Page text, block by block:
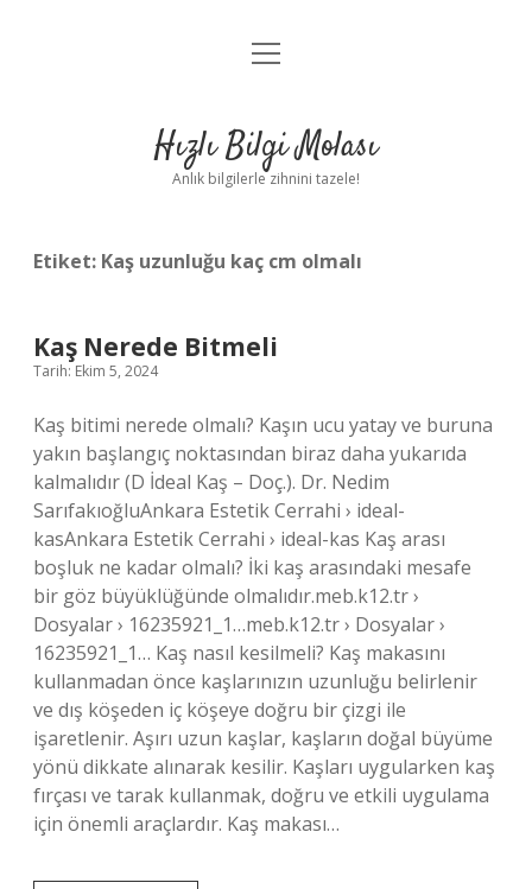
Anasayfa
Yasal Uyarı
menüyü
Hızlı Bilgi Molası
Anlık bilgilerle zihnini tazele!
Etiket: Kaş uzunluğu kaç cm olmalı
Kaş Nerede Bitmeli
Tarih: Ekim 5, 2024
Kaş bitimi nerede olmalı? Kaşın ucu yatay ve buruna
yakın başlangıç ​​noktasından biraz daha yukarıda
kalmalıdır (D İdeal Kaş – Doç.). Dr. Nedim
SarıfakıoğluAnkara Estetik Cerrahi › ideal-
kasAnkara Estetik Cerrahi › ideal-kas Kaş arası
boşluk ne kadar olmalı? İki kaş arasındaki mesafe
bir göz büyüklüğünde olmalıdır.meb.k12.tr ›
Dosyalar › 16235921_1…meb.k12.tr › Dosyalar ›
16235921_1… Kaş nasıl kesilmeli? Kaş makasını
kullanmadan önce kaşlarınızın uzunluğu belirlenir
ve dış köşeden iç köşeye doğru bir çizgi ile
işaretlenir. Aşırı uzun kaşlar, kaşların doğal büyüme
yönü dikkate alınarak kesilir. Kaşları uygularken kaş
fırçası ve tarak kullanmak, doğru ve etkili uygulama
için önemli araçlardır. Kaş makası…